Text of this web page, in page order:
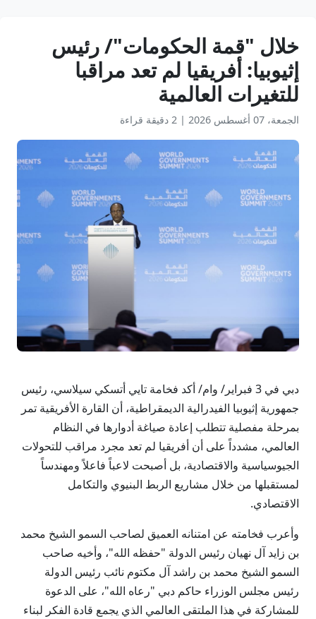
خلال "قمة الحكومات"/ رئيس
إثيوبيا: أفريقيا لم تعد مراقبا
للتغيرات العالمية
الجمعة، 07 أغسطس 2026 | 2 دقيقة قراءة
دبي في 3 فبراير/ وام/ أكد فخامة تايي أتسكي سيلاسي، رئيس
جمهورية إثيوبيا الفيدرالية الديمقراطية، أن القارة الأفريقية تمر
بمرحلة مفصلية تتطلب إعادة صياغة أدوارها في النظام
العالمي، مشدداً على أن أفريقيا لم تعد مجرد مراقب للتحولات
الجيوسياسية والاقتصادية، بل أصبحت لاعباً فاعلاً ومهندساً
لمستقبلها من خلال مشاريع الربط البنيوي والتكامل
الاقتصادي.
وأعرب فخامته عن امتنانه العميق لصاحب السمو الشيخ محمد
بن زايد آل نهيان رئيس الدولة "حفظه الله"، وأخيه صاحب
السمو الشيخ محمد بن راشد آل مكتوم نائب رئيس الدولة
رئيس مجلس الوزراء حاكم دبي "رعاه الله"، على الدعوة
للمشاركة في هذا الملتقى العالمي الذي يجمع قادة الفكر لبناء